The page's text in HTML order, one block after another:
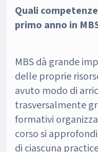
Quali
primo anno in
MBS dà grande
delle proprie
avuto modo di
trasversalmente
formativi
corso si
di ciascuna